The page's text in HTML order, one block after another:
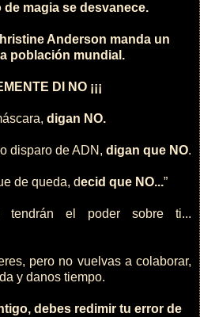
de magia se desvanece.
Anderson manda un
población mundial.
DI NO ¡¡¡
digan NO.
disparo de ADN, digan que NO.
de queda, decid que NO...”
tendrán el poder sobre ti...
pero no vuelvas a colaborar,
y danos tiempo.
debes redimir tu error de